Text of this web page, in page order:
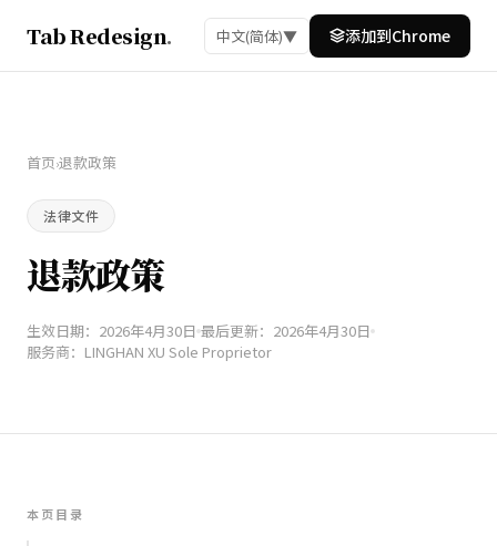
Tab Redesign. 中文(简体)▼ 添加到Chrome
首页›退款政策
法律文件
退款政策
生效日期：2026年4月30日 最后更新：2026年4月30日
服务商：LINGHAN XU Sole Proprietor
本页目录